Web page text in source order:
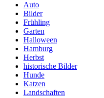
Auto
Bilder
Frühling
Garten
Halloween
Hamburg
Herbst
historische Bilder
Hunde
Katzen
Landschaften